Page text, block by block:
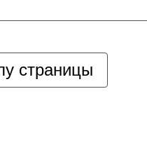
страницы